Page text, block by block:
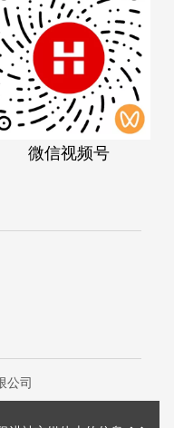
微信视频号
公司